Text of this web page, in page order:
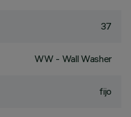
37
WW - Wall Washer
fijo